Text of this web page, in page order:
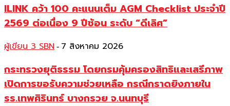
ILINK คว้า 100 คะแนนเต็ม AGM Checklist ประจำปี
2569 ต่อเนื่อง 9 ปีซ้อน ระดับ “ดีเลิศ”
ผู้เขียน 3 SBN - 7 สิงหาคม 2026
กระทรวงยุติธรรม โดยกรมคุ้มครองสิทธิและเสรีภาพ
เปิดการขอรับความช่วยเหลือ กรณีกราดยิงภายใน
รร.เทพศิรินทร์ บางกรวย จ.นนทบุรี